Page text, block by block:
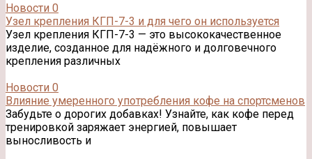
Новости 0
Узел крепления КГП-7-3 и для чего он используется
Узел крепления КГП-7-3 — это высококачественное
изделие, созданное для надёжного и долговечного
крепления различных
Новости 0
Влияние умеренного употребления кофе на спортсменов
Забудьте о дорогих добавках! Узнайте, как кофе перед
тренировкой заряжает энергией, повышает
выносливость и